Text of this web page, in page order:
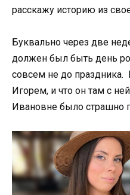
расскажу историю из
Буквально через две
должен был быть день
совсем не до
Игорем, и что он там с
Ивановне было страшно